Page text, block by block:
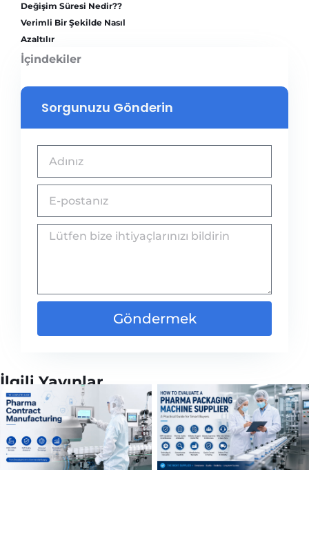
Değişim Süresi Nedir??
Verimli Bir Şekilde Nasıl
Azaltılır
İçindekiler
Sorgunuzu Gönderin
Göndermek
İlgili Yayınlar